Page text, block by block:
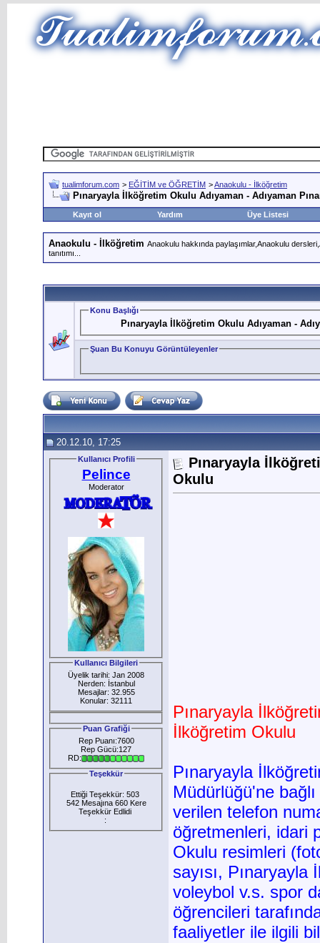
tualimforum.com > EĞİTİM ve ÖĞRETİM >Anaokulu - İlköğretim
Pınaryayla İlköğretim Okulu Adıyaman - Adıyaman
Kayıt ol Yardım Üye Listesi
Anaokulu - İlköğretim Anaokulu hakkında paylaşımlar,Anaokulu
tanıtımı...
Konu Başlığı
Pınaryayla İlköğretim Okulu Adıyaman -
Şuan Bu Konuyu Görüntüleyenler
20.12.10, 17:25
Kullanıcı Profili
Pelince
Moderator
Kullanıcı Bilgileri
Üyelik tarihi: Jan 2008
Nerden: İstanbul
Mesajlar: 32.955
Konular: 32111
Puan Grafiği
Rep Puanı:7600
Rep Gücü:127
RD:
Teşekkür
Ettiği Teşekkür: 503
542 Mesajına 660 Kere
Teşekkür Edlidi
:
Pınaryayla
Okulu
Pınaryayla
İlköğretim Okulu
Pınaryayla
Müdürlüğü'ne
verilen telefon
öğretmenleri, idari
Okulu resimleri
sayısı,
voleybol v.s. spor
öğrencileri
faaliyetler ile ilgili